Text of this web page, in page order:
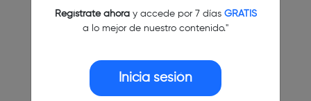
Regístrate ahoray accede por 7 días GRATIS
a lo mejor de nuestro contenido."
Inicia sesión